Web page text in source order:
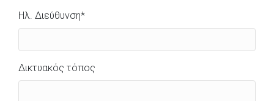
Ηλ. Διεύθυνση*
Δικτυακός τόπος